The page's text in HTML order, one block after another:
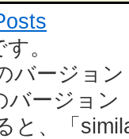
。
バージョ
バージョン
と、「